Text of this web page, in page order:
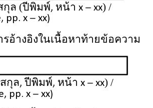
กุล (ปีพิมพ์, หน้า x – xx) /
pp. x – xx)
รอ้างอิงในเนื้อหาท้ายข้อความ
สกุล,ปีพิมพ์, หน้า x – xx) /
pp. x – xx)